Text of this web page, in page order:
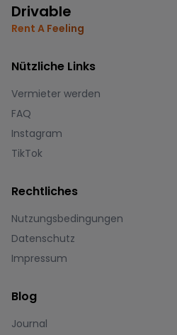
Drivable
Rent A Feeling
Nützliche Links
Vermieter werden
FAQ
Instagram
TikTok
Rechtliches
Nutzungsbedingungen
Datenschutz
Impressum
Blog
Journal